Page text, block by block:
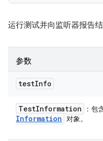
运行测试并向监听器报告结
参数
testInfo
TestInformation ：包
Information 对象。